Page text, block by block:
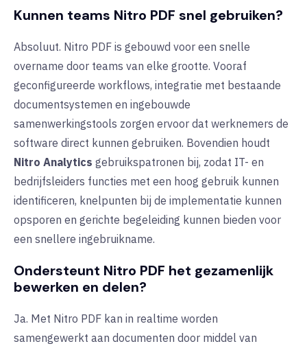
Kunnen teams Nitro PDF snel gebruiken?
Absoluut. Nitro PDF is gebouwd voor een snelle
overname door teams van elke grootte. Vooraf
geconfigureerde workflows, integratie met bestaande
documentsystemen en ingebouwde
samenwerkingstools zorgen ervoor dat werknemers de
software direct kunnen gebruiken. Bovendien houdt
Nitro Analytics gebruikspatronen bij, zodat IT- en
bedrijfsleiders functies met een hoog gebruik kunnen
identificeren, knelpunten bij de implementatie kunnen
opsporen en gerichte begeleiding kunnen bieden voor
een snellere ingebruikname.
Ondersteunt Nitro PDF het gezamenlijk
bewerken en delen?
Ja. Met Nitro PDF kan in realtime worden
samengewerkt aan documenten door middel van